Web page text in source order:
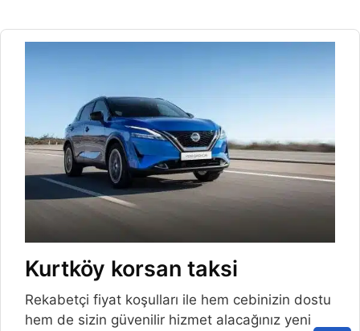
Kurtköy korsan taksi
Rekabetçi fiyat koşulları ile hem cebinizin dostu
hem de sizin güvenilir hizmet alacağınız yeni